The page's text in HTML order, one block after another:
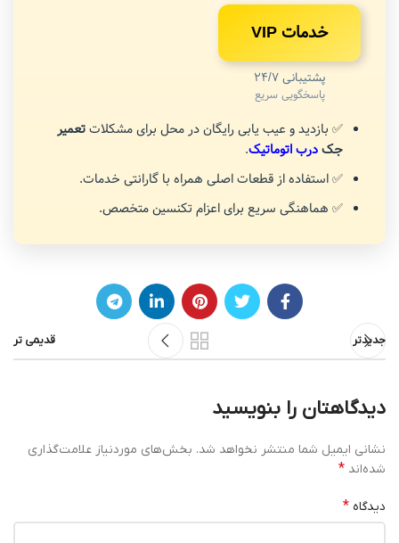
خدمات VIP
پشتیبانی 24/7
پاسخگویی سریع
✅ بازدید و عیب یابی رایگان در محل برای مشکلاتتعمیر
جکدرب اتوماتیک.
✅ استفاده از قطعات اصلی همراه با گارانتی خدمات.
✅ هماهنگی سریع برای اعزام تکنسین متخصص.
جدیدتر قدیمی تر
دیدگاهتان را بنویسید
نشانی ایمیل شما منتشر نخواهد شد. بخش‌های موردنیاز علامت‌گذاری
شده‌اند *
دیدگاه *